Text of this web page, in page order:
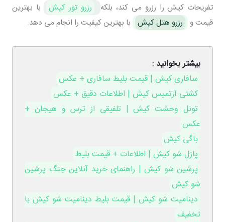
تفریحات کیش را رزرو می کند، بلکه
رزرو تور کیش
با بهترین
قیمت و
رزرو هتل کیش با بهترین کیفیت را انجام می دهد.
بیشتر بخوانید :
سافاری کیش | قیمت بلیط سافاری + عکس
کشتی آرتمیس کیش | اطلاعات دقیق + عکس
تونل وحشت کیش | تلفیقی از ترس و هیجان +
عکس
باگی کیش
پازل شو کیش | اطلاعات + قیمت بلیط
پرشین شو کیش | راهنمای خرید آنلاین جنگ پرشین
شو کیش
دینامیت شو کیش | قیمت بلیط دینامیت شو کیش با
تخفیف